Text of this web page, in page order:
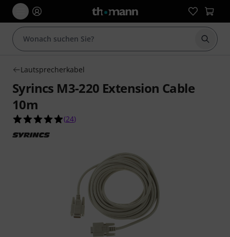
Suche
Lautsprecherkabel
Syrincs M3-220 Extension Cable
10m
4.9 von 5 Sternen aus 24 Kundenbewertungen
(24)